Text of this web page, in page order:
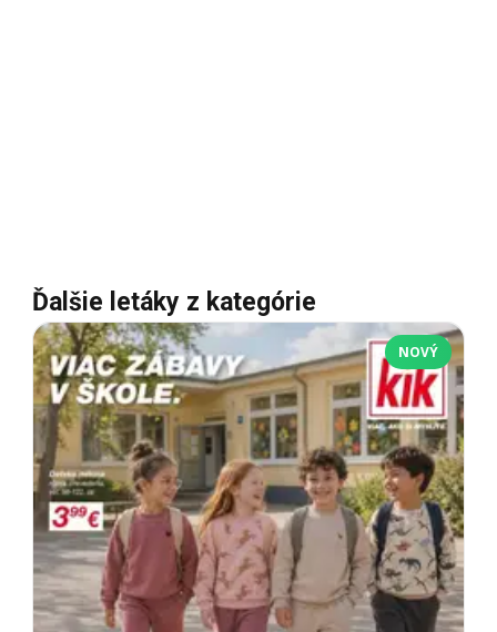
Ďalšie letáky z kategórie
NOVÝ